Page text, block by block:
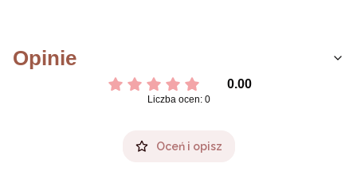
Opinie
0.00
Liczba ocen: 0
Oceń i opisz